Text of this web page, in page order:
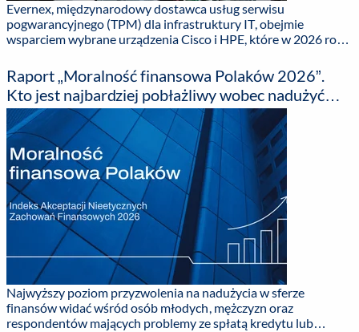
Evernex, międzynarodowy dostawca usług serwisu
pogwarancyjnego (TPM) dla infrastruktury IT, obejmie
wsparciem wybrane urządzenia Cisco i HPE, które w 2026 roku
Raport „Moralność finansowa Polaków 2026”.
Kto jest najbardziej pobłażliwy wobec nadużyć
finansowych?
Najwyższy poziom przyzwolenia na nadużycia w sferze
finansów widać wśród osób młodych, mężczyzn oraz
respondentów mających problemy ze spłatą kredytu lub